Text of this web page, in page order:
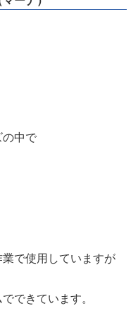
の中で
で使用していますが
できています。